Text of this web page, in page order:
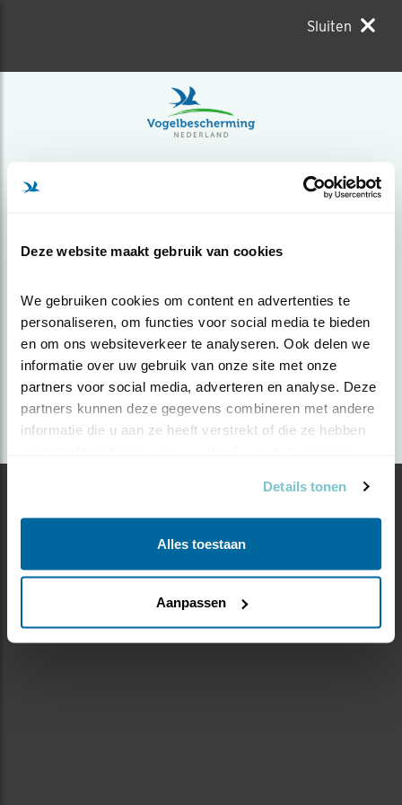
Deze website maakt gebruik van cookies
We gebruiken cookies om content en advertenties te
personaliseren, om functies voor social media te bieden
en om ons websiteverkeer te analyseren. Ook delen we
informatie over uw gebruik van onze site met onze
partners voor social media, adverteren en analyse. Deze
partners kunnen deze gegevens combineren met andere
informatie die u aan ze heeft verstrekt of die ze hebben
Details tonen
Alles toestaan
Aanpassen
Sluiten